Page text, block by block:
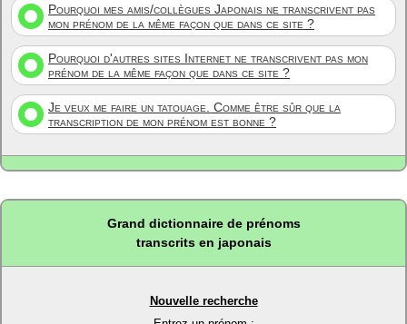
Pourquoi mes amis/collègues Japonais ne transcrivent pas
mon prénom de la même façon que dans ce site ?
Pourquoi d'autres sites Internet ne transcrivent pas mon
prénom de la même façon que dans ce site ?
Je veux me faire un tatouage. Comme être sûr que la
transcription de mon prénom est bonne ?
Grand dictionnaire de prénoms
transcrits en japonais
Nouvelle recherche